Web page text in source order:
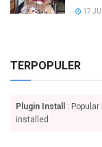
17
TERPOPULER
Plugin Install
:
installed